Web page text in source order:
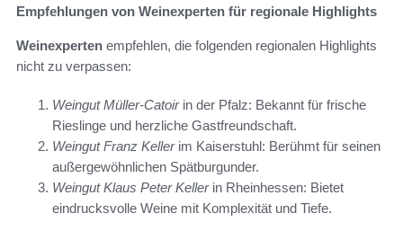
Empfehlungen von Weinexperten für regionale Highlights
Weinexperten empfehlen, die folgenden regionalen Highlights
nicht zu verpassen:
Weingut Müller-Catoirin der Pfalz: Bekannt für frische
Rieslinge und herzliche Gastfreundschaft.
Weingut Franz Kellerim Kaiserstuhl: Berühmt für seinen
außergewöhnlichen Spätburgunder.
Weingut Klaus Peter Kellerin Rheinhessen: Bietet
eindrucksvolle Weine mit Komplexität und Tiefe.